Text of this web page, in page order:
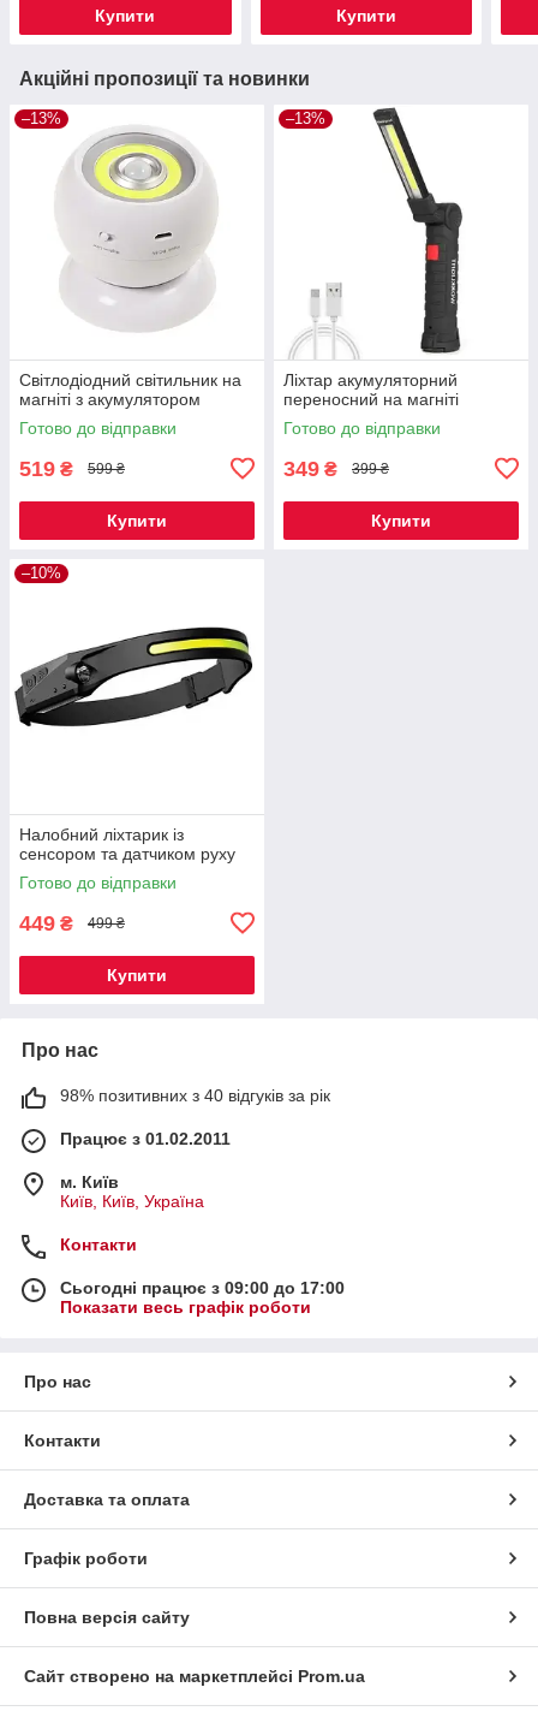
Купити Купити
Акційні пропозиції та новинки
–13%
Світлодіодний світильник на
магніті з акумулятором
Готово до відправки
519 ₴ 599 ₴
Купити
–13%
Ліхтар акумуляторний
переносний на магніті
Готово до відправки
349 ₴ 399 ₴
Купити
–10%
Налобний ліхтарик із
сенсором та датчиком руху
Готово до відправки
449 ₴ 499 ₴
Купити
Про нас
98% позитивних з 40 відгуків за рік
Працює з 01.02.2011
м. Київ
Київ, Київ, Україна
Контакти
Сьогодні працює з 09:00 до 17:00
Показати весь графік роботи
Про нас
Контакти
Доставка та оплата
Графік роботи
Повна версія сайту
Сайт створено на маркетплейсі Prom.ua